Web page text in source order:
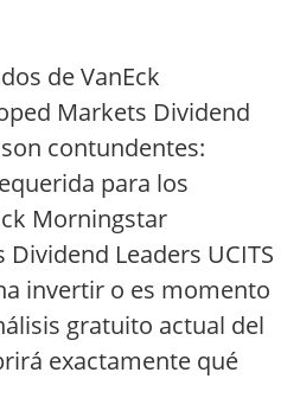
de VanEck
Markets Dividend
son contundentes:
para los
Morningstar
Leaders UCITS
invertir o es momento
gratuito actual del
exactamente qué